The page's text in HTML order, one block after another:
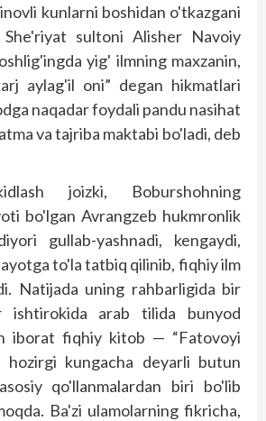
kunlarni boshidan o'tkazgani
She'riyat sultoni Alisher Navoiy
yig' ilmning maxzanin,
aylag'il oni” degan hikmatlari
naqadar foydali pandu nasihat
va tajriba maktabi bo'ladi, deb
joizki, Boburshohning
bo'lgan Avrangzeb hukmronlik
gullab-yashnadi, kengaydi,
to'la tatbiq qilinib, fiqhiy ilm
Natijada uning rahbarligida bir
ishtirokida arab tilida bunyod
iborat fiqhiy kitob — “Fatovoyi
hozirgi kungacha deyarli butun
qo'llanmalardan biri bo'lib
Ba'zi ulamolarning fikricha,